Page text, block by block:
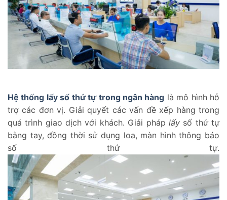
Hệ thống lấy số thứ tự trong ngân hàng là mô hình hỗ
trợ các đơn vị. Giải quyết các vấn đề xếp hàng trong
quá trình giao dịch với khách. Giải pháp lấysố thứ tự
bằng tay, đồng thời sử dụng loa, màn hình thông báo
số thứ tự.